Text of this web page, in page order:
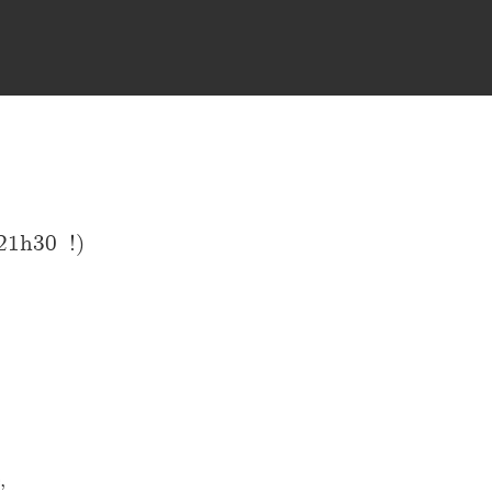
!)